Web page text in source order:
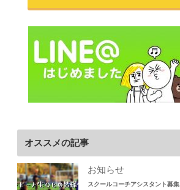
オススメの記事
お知らせ
スクールコーチアシスタント募集